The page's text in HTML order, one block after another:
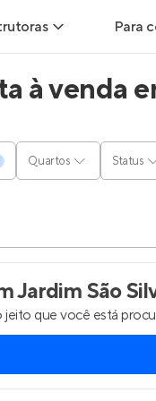
de Leads
de Vendas
Imóveis
Para
à venda
Quartos Status
Jardim São
que você está